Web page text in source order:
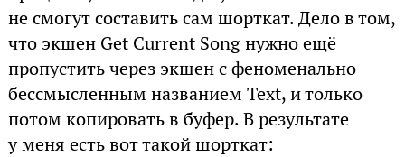
не смогут составить сам шорткат. Дело в том,
что экшен Get Current Song нужно ещё
пропустить через экшен с феноменально
бессмысленным названием Text, и только
потом копировать в буфер. В результате
у меня есть вот такой шорткат: